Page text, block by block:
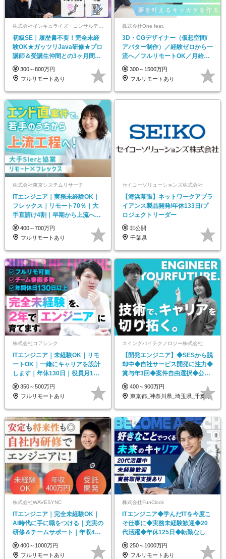
初級SE｜履歴書不要！完全未経
験OK★ガッツリJava研修★プロ
講師＆受講生仲間との3ヶ月間★
リモート8割以上
300～800万円
フルリモートあり
株式会社One feat.
3D・CGデザイナー（仮想空間/
アバター制作）／経験ゼロから一
流へ／フルリモートOK／月給30
万円～
300～1500万円
フルリモートあり
株式会社東京システムリサーチ
ITエンジニア｜実務未経験OK｜
フレックス｜リモート70％｜大
手直請け4割｜早期から上流へ｜
賞与4ヶ月分支給
400～700万円
フルリモートあり
セイコーソリューションズ株式会社
【海浜幕張】ネットワークアプラ
イアンス製品開発/年休133日/プ
ロジェクトリーダー
非公開
千葉県
株式会社コアシンク
ITエンジニア｜未経験OK｜リモ
ートOK｜一緒にキャリアを設計
します｜年休130日｜役員月1面
談｜資格取得支援
350～500万円
フルリモートあり
スイングバイテクノロジー株式会社
【開発エンジニア】◆SESから脱
却中◆自社サービス開発に注力◆
賞与年3回◆案件自由選択◆公式
YouTube始動
400～900万円
東京都_神奈川県_埼玉県_千葉県
株式会社WAVESYNC
ITエンジニア｜完全未経験OK｜
AI時代に手に職をつける｜充実の
研修＆チームサポート｜年収400
万円～
400～1000万円
フルリモートあり
株式会社FunClock
ITエンジニア◆学んだITを今度こ
そ仕事に◆実務未経験歓迎◆20
代活躍◆年休125日◆転勤なし
250～1000万円
フルリモートあり